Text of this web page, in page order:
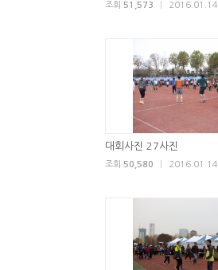
조회 51,573 2016.01.14
대회사진 27사진
조회 50,580 2016.01.14